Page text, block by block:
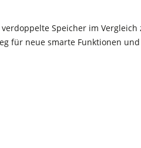
Speicher im Vergleich
für neue smarte Funktionen und